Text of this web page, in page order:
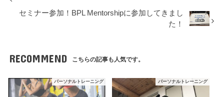
セミナー参加！BPL Mentorshipに参加してきまし
た！
RECOMMEND こちらの記事も人気です。
パーソナルトレーニング パーソナルトレーニング